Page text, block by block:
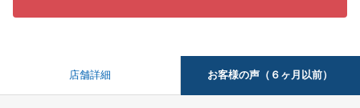
店舗詳細 お客様の声（６ヶ月以前）